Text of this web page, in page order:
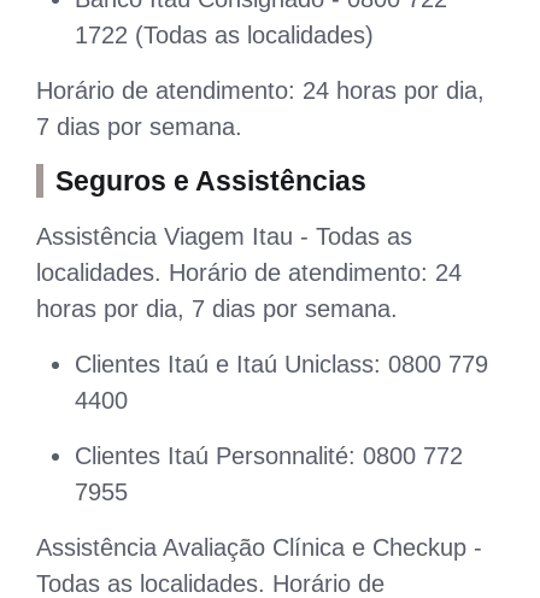
1722 (Todas as localidades)
Horário de atendimento: 24 horas por dia,
7 dias por semana.
Seguros e Assistências
Assistência Viagem Itau - Todas as
localidades. Horário de atendimento: 24
horas por dia, 7 dias por semana.
Clientes Itaú e Itaú Uniclass: 0800 779
4400
Clientes Itaú Personnalité: 0800 772
7955
Assistência Avaliação Clínica e Checkup -
Todas as localidades. Horário de